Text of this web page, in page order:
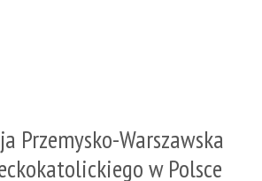
Przemysko-Warszawska
w Polsce